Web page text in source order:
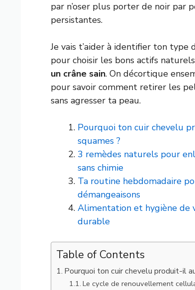
par n’oser plus porter de noir par
persistantes.
Je vais t’aider à identifier ton type
pour choisir les bons actifs
un crâne sain. On décortique
pour savoir comment retirer les
sans agresser ta peau.
Pourquoi ton cuir chevelu
squames ?
3 remèdes naturels pour
sans chimie
Ta routine hebdomadaire
démangeaisons
Alimentation et hygiène de
durable
Table of Contents
Pourquoi ton cuir chevelu produit-il
Le cycle de renouvellement